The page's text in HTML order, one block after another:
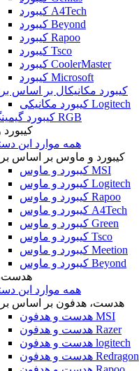
کیبورد A4Tech
کیبورد Beyond
کیبورد Rapoo
کیبورد Tsco
کیبورد CoolerMaster
کیبورد Microsoft
کیبورد مکانیکال بر اساس
کیبورد مکانیکی Logitech
کیبورد گیمینگ RGB
همه موارد این
کیبورد و ماوس بر اساس
کیبورد و ماوس MSI
کیبورد و ماوس Logitech
کیبورد و ماوس Rapoo
کیبورد و ماوس A4Tech
کیبورد و ماوس Green
کیبورد و ماوس Tsco
کیبورد و ماوس Meetion
کیبورد و ماوس Beyond
همه موارد این
هدست، هدفون بر اساس
هدست و هدفون MSI
هدست و هدفون Razer
هدست و هدفون logitech
هدست و هدفون Redragon